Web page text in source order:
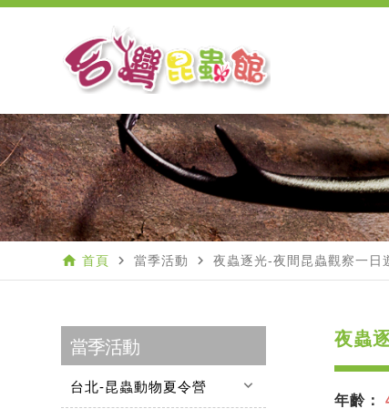
home 首頁 navigate_next 當季活動 navigate_next 夜蟲逐光-夜間昆蟲觀察一日
當季活動
台北-昆蟲動物夏令營 keyboard_arrow_down
夜蟲
年齡：